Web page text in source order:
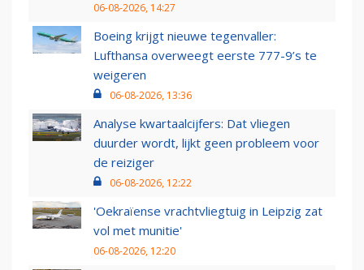
06-08-2026, 14:27
Boeing krijgt nieuwe tegenvaller:
Lufthansa overweegt eerste 777-9’s te
weigeren
06-08-2026, 13:36
Analyse kwartaalcijfers: Dat vliegen
duurder wordt, lijkt geen probleem voor
de reiziger
06-08-2026, 12:22
'Oekraïense vrachtvliegtuig in Leipzig zat
vol met munitie'
06-08-2026, 12:20